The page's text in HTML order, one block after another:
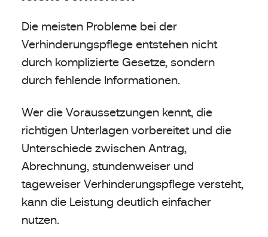
Die meisten Probleme bei der
Verhinderungspflege entstehen nicht
durch komplizierte Gesetze, sondern
durch fehlende Informationen.
Wer die Voraussetzungen kennt, die
richtigen Unterlagen vorbereitet und die
Unterschiede zwischen Antrag,
Abrechnung, stundenweiser und
tageweiser Verhinderungspflege versteht,
kann die Leistung deutlich einfacher
nutzen.